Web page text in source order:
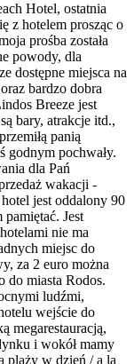
Hotel, ostatnia
z hotelem prosząc o
prośba została
powody, dla
dostępne miejsca na
bardzo dobra
Breeze jest
bary, atrakcje itd.,
panią
godnym pochwały.
dla Pań
wakacji -
jest oddalony 90
Jest
nie ma
miejsc do
za 2 euro można
do miasta Rodos.
ludźmi,
wejście do
megarestauracją,
i wokół mamy
plaży w dzień / a la